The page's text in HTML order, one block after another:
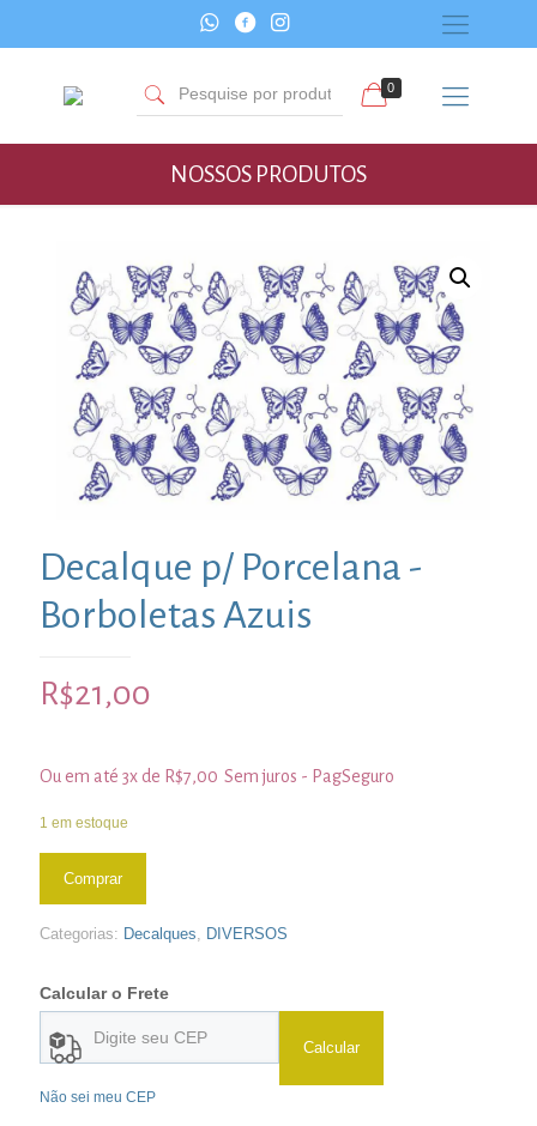
0
NOSSOS PRODUTOS
Decalque p/ Porcelana -
Borboletas Azuis
R$21,00
Ou em até 3x de R$7,00 Sem juros - PagSeguro
1 em estoque
Comprar
Categorias: Decalques DIVERSOS
Calcular o Frete
Calcular
Não sei meu CEP